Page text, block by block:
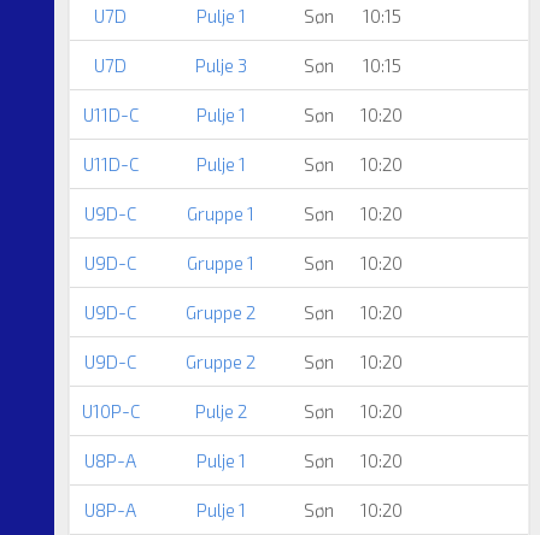
U7D Pulje 1 Søn 10:15
U7D Pulje 3 Søn 10:15
U11D-C Pulje 1 Søn 10:20
U11D-C Pulje 1 Søn 10:20
U9D-C Gruppe 1 Søn 10:20
U9D-C Gruppe 1 Søn 10:20
U9D-C Gruppe 2 Søn 10:20
U9D-C Gruppe 2 Søn 10:20
U10P-C Pulje 2 Søn 10:20
U8P-A Pulje 1 Søn 10:20
U8P-A Pulje 1 Søn 10:20